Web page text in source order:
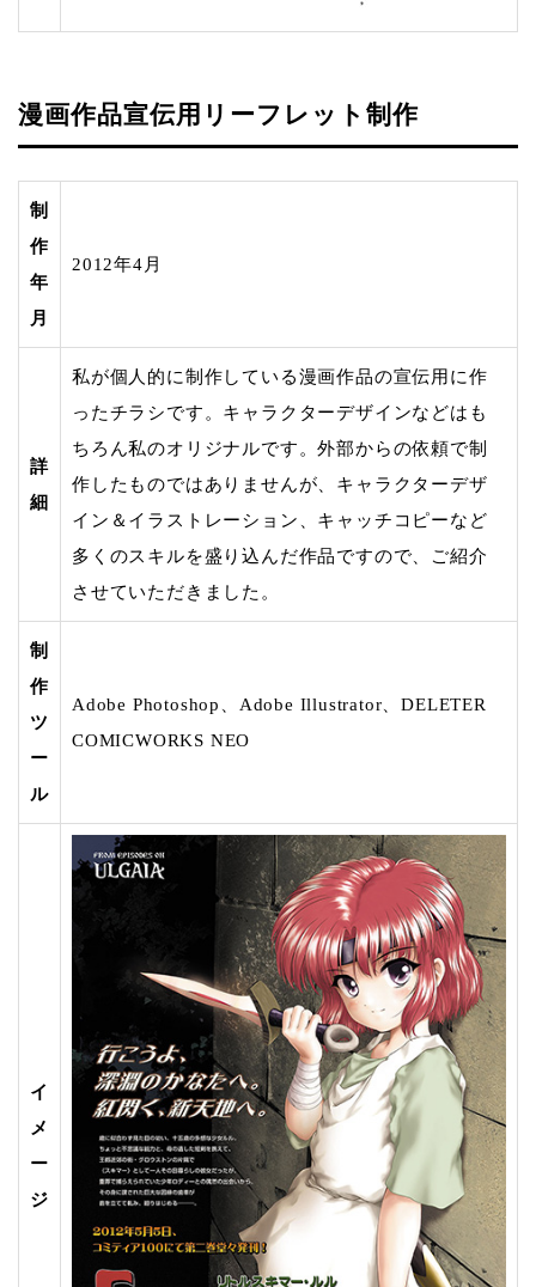
漫画作品宣伝用リーフレット制作
制
作
年
月
2012年4月
詳
細
私が個人的に制作している漫画作品の宣伝用に作
ったチラシです。キャラクターデザインなどはも
ちろん私のオリジナルです。外部からの依頼で制
作したものではありませんが、キャラクターデザ
イン＆イラストレーション、キャッチコピーなど
多くのスキルを盛り込んだ作品ですので、ご紹介
させていただきました。
制
作
ツ
ー
ル
Adobe Photoshop、Adobe Illustrator、DELETER
COMICWORKS NEO
イ
メ
ー
ジ